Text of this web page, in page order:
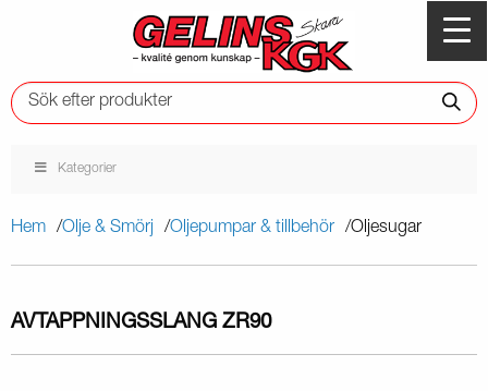
Kategorier
Hem Olje & Smörj Oljepumpar & tillbehör Oljesugar
AVTAPPNINGSSLANG ZR90